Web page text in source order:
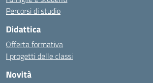
Percorsi di studio
Didattica
Offerta formativa
I progetti delle classi
Novità